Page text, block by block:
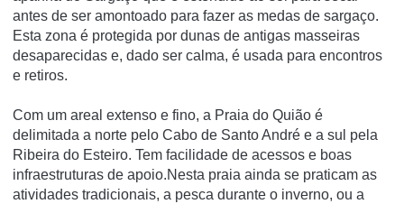
antes de ser amontoado para fazer as medas de sargaço.
Esta zona é protegida por dunas de antigas masseiras
desaparecidas e, dado ser calma, é usada para encontros
e retiros.
Com um areal extenso e fino, a Praia do Quião é
delimitada a norte pelo Cabo de Santo André e a sul pela
Ribeira do Esteiro. Tem facilidade de acessos e boas
infraestruturas de apoio.Nesta praia ainda se praticam as
atividades tradicionais, a pesca durante o inverno, ou a